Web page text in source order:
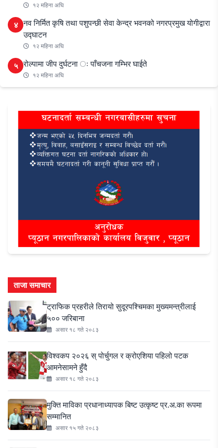
१२ महिना अघि
४ नव निर्मित कृषि तथा पशुपन्छी सेवा केन्द्र भवनको नगरप्रमुख योगीद्वारा
उद्घाटन
१२ महिना अघि
५ रोल्पामा जीप दुर्घटना ः पाँचजना गम्भिर घाईते
१२ महिना अघि
ताजा समाचार
ट्राफिक प्रहरीले तिरायो सुदूरपश्चिमका मुख्यमन्त्रीलाई
५०० जरिबाना
असार १८ गते २०८३
विश्वकप २०२६ स् पोर्चुगल र क्रोएशिया पहिलो पटक
आमनेसामने हुँदै
असार १८ गते २०८३
मुक्ति माविका प्रधानाध्यापक बिष्ट उत्कृष्ट प्र.अ.का रूपमा
सम्मानित
असार १५ गते २०८३